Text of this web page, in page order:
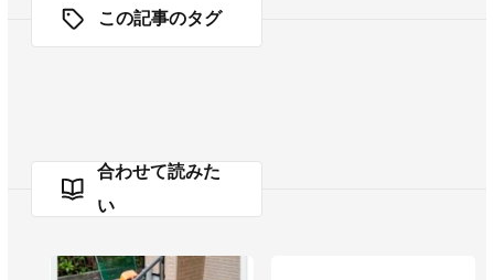
この記事のタグ
合わせて読みた
い